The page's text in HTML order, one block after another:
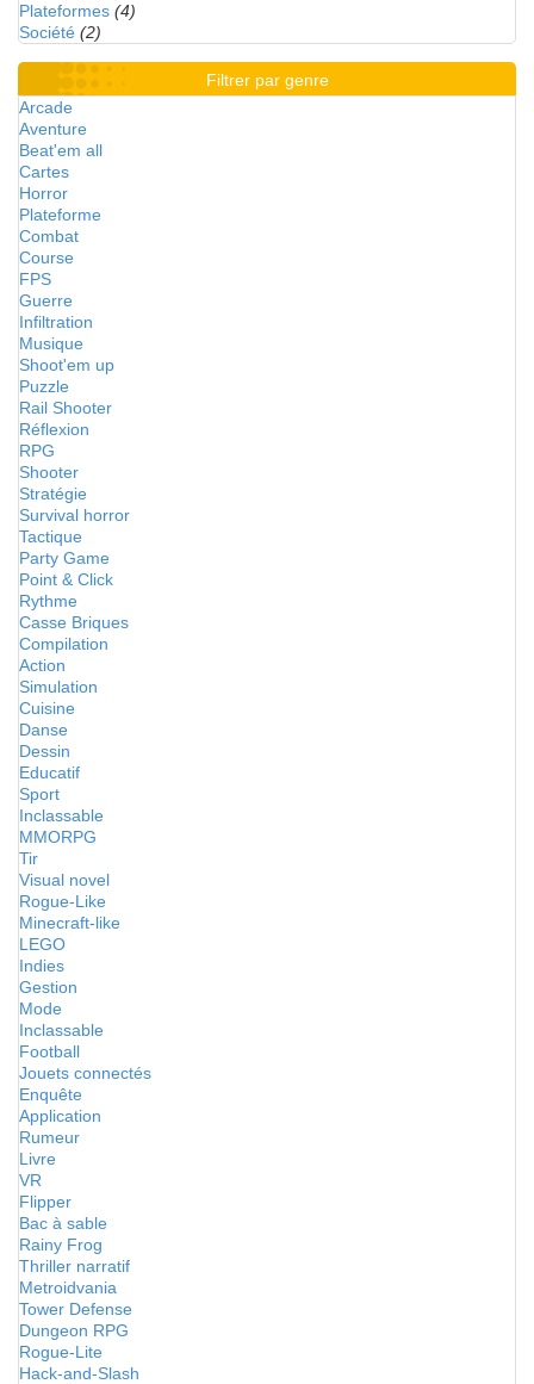
Plateformes (4)
Société (2)
Filtrer par genre
Arcade
Aventure
Beat'em all
Cartes
Horror
Plateforme
Combat
Course
FPS
Guerre
Infiltration
Musique
Shoot'em up
Puzzle
Rail Shooter
Réflexion
RPG
Shooter
Stratégie
Survival horror
Tactique
Party Game
Point & Click
Rythme
Casse Briques
Compilation
Action
Simulation
Cuisine
Danse
Dessin
Educatif
Sport
Inclassable
MMORPG
Tir
Visual novel
Rogue-Like
Minecraft-like
LEGO
Indies
Gestion
Mode
Inclassable
Football
Jouets connectés
Enquête
Application
Rumeur
Livre
VR
Flipper
Bac à sable
Rainy Frog
Thriller narratif
Metroidvania
Tower Defense
Dungeon RPG
Rogue-Lite
Hack-and-Slash